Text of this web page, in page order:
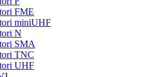
FME
miniUHF
N
SMA
TNC
UHF